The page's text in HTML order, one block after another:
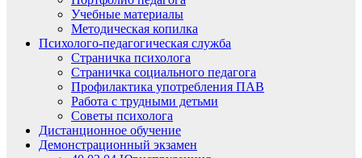
Учебные материалы
Методическая копилка
Психолого-педагогическая служба
Страничка психолога
Страничка социального педагога
Профилактика употребления ПАВ
Работа с трудными детьми
Советы психолога
Дистанционное обучение
Демонстрационный экзамен